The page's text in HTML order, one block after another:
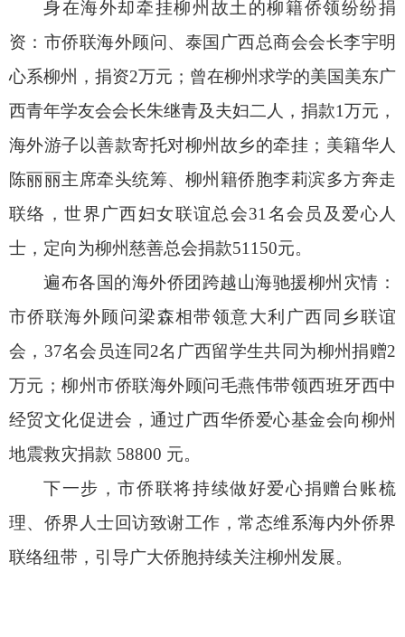
身在海外却牵挂柳州故土的柳籍侨领纷纷捐
资：市侨联海外顾问、泰国广西总商会会长李宇明
心系柳州，捐资2万元；曾在柳州求学的美国美东广
西青年学友会会长朱继青及夫妇二人，捐款1万元，
海外游子以善款寄托对柳州故乡的牵挂；美籍华人
陈丽丽主席牵头统筹、柳州籍侨胞李莉滨多方奔走
联络，世界广西妇女联谊总会31名会员及爱心人
士，定向为柳州慈善总会捐款51150元。
遍布各国的海外侨团跨越山海驰援柳州灾情：
市侨联海外顾问梁森相带领意大利广西同乡联谊
会，37名会员连同2名广西留学生共同为柳州捐赠2
万元；柳州市侨联海外顾问毛燕伟带领西班牙西中
经贸文化促进会，通过广西华侨爱心基金会向柳州
地震救灾捐款 58800 元。
下一步，市侨联将持续做好爱心捐赠台账梳
理、侨界人士回访致谢工作，常态维系海内外侨界
联络纽带，引导广大侨胞持续关注柳州发展。